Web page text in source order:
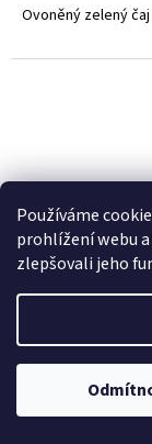
Používáme
prohlížení webu
zlepšovali jeho
Ovoněný zelený
Jakmile se někde
Party. Tenhle